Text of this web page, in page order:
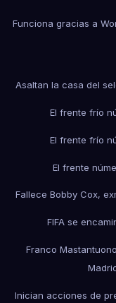
Funciona gracias a
Asaltan la casa del
El frente frío
El frente frío
El frente
Fallece Bobby Cox,
FIFA se
Franco
Inician acciones de